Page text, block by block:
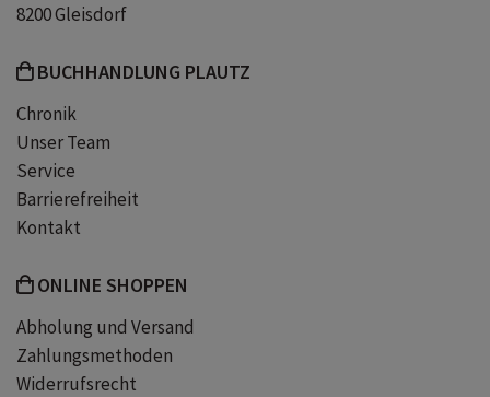
8200 Gleisdorf
BUCHHANDLUNG PLAUTZ
Chronik
Unser Team
Service
Barrierefreiheit
Kontakt
ONLINE SHOPPEN
Abholung und Versand
Zahlungsmethoden
Widerrufsrecht